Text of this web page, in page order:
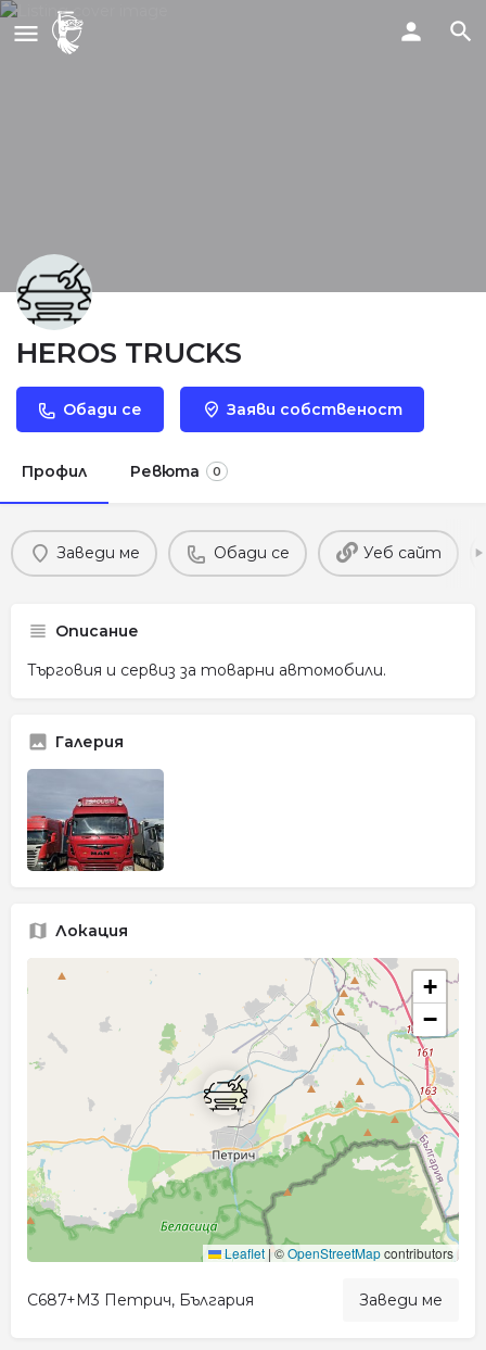
HEROS TRUCKS
Обади се Заяви собственост
Профил Ревюта 0
Заведи ме Обади се Уеб сайт
Описание
Търговия и сервиз за товарни автомобили.
Галерия
Локация
+
−
Leaflet | ©OpenStreetMapcontributors
C687+M3 Петрич, България Заведи ме